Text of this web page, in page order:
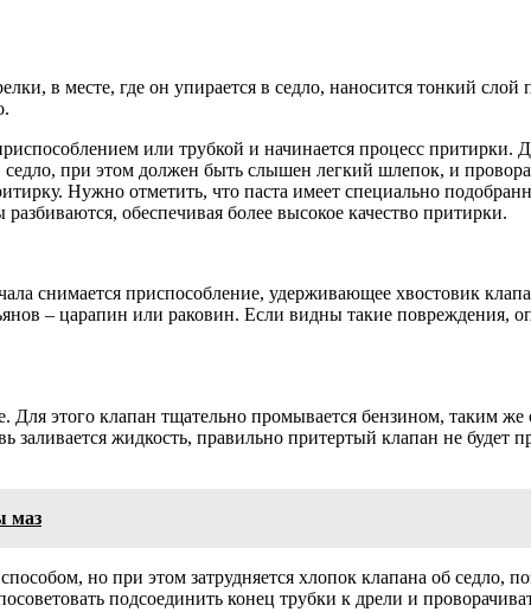
в месте, где он упирается в седло, наносится тонкий
или трубкой и начинается процесс притирки.
при этом должен быть слышен легкий шлепок, и
Нужно отметить, что паста имеет специально
обеспечивая более высокое качество притирки.
снимается приспособление, удерживающее хвостовик
– царапин или раковин. Если видны такие повреждения,
Для этого клапан тщательно промывается бензином, таким
заливается жидкость, правильно притертый клапан не будет
маз
но при этом затрудняется хлопок клапана об
подсоединить конец трубки к дрели и